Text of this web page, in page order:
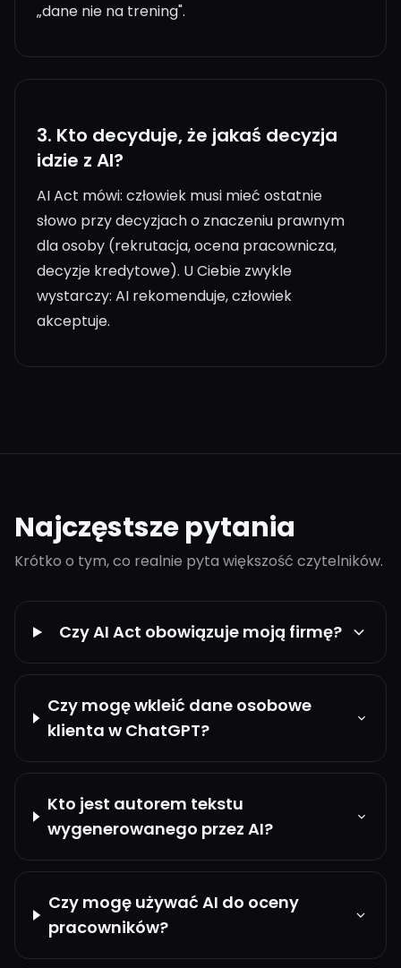
„dane nie na trening".
3. Kto decyduje, że jakaś decyzja
idzie z AI?
AI Act mówi: człowiek musi mieć ostatnie
słowo przy decyzjach o znaczeniu prawnym
dla osoby (rekrutacja, ocena pracownicza,
decyzje kredytowe). U Ciebie zwykle
wystarczy: AI rekomenduje, człowiek
akceptuje.
Najczęstsze pytania
Krótko o tym, co realnie pyta większość czytelników.
Czy AI Act obowiązuje moją firmę?
Czy mogę wkleić dane osobowe
klienta w ChatGPT?
Kto jest autorem tekstu
wygenerowanego przez AI?
Czy mogę używać AI do oceny
pracowników?